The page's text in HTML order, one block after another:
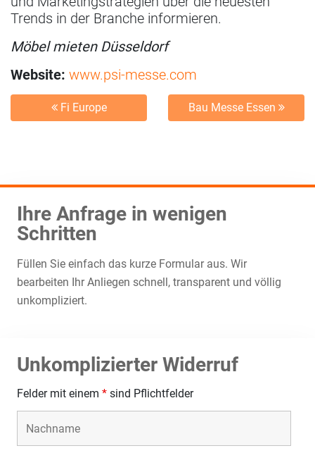
Trends in der Branche informieren.
Möbel mieten Düsseldorf
Website: www.psi-messe.com
Fi Europe Bau Messe Essen
Ihre Anfrage in wenigen
Schritten
Füllen Sie einfach das kurze Formular aus. Wir
bearbeiten Ihr Anliegen schnell, transparent und völlig
unkompliziert.
Unkomplizierter Widerruf
Felder mit einem * sind Pflichtfelder